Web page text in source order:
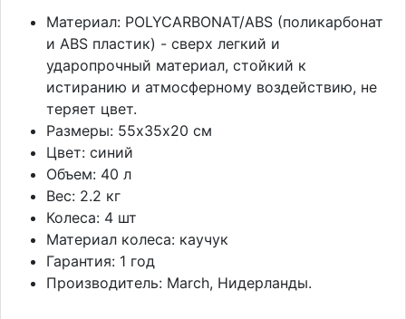
Материал: POLYCARBONAT/ABS (поликарбонат
и ABS пластик) - сверх легкий и
ударопрочный материал, стойкий к
истиранию и атмосферному воздействию, не
теряет цвет.
Размеры: 55х35х20 см
Цвет: синий
Объем: 40 л
Вес: 2.2 кг
Колеса: 4 шт
Материал колеса: каучук
Гарантия: 1 год
Производитель: March, Нидерланды.